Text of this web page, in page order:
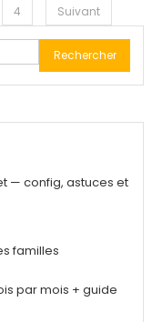
4 Suivant
Rechercher :
— config, astuces et
familles
par mois + guide